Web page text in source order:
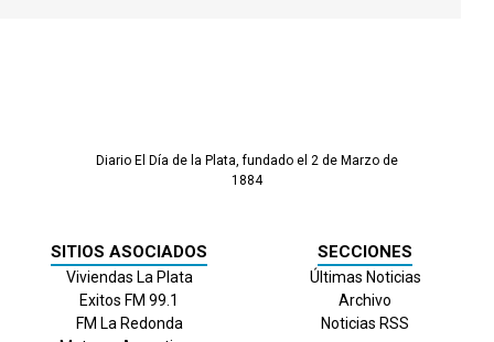
Diario El Día de la Plata, fundado el 2 de Marzo de
1884
SITIOS ASOCIADOS
Viviendas La Plata
Exitos FM 99.1
FM La Redonda
SECCIONES
Últimas Noticias
Archivo
Noticias RSS